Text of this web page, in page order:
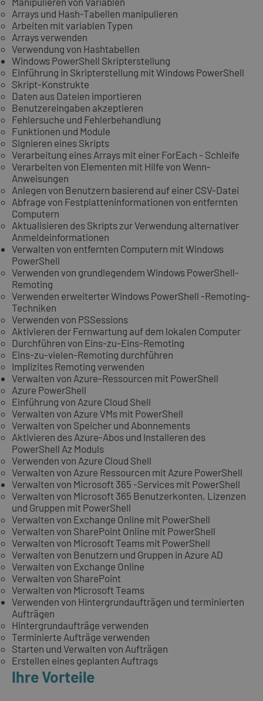
Arrays und Hash-Tabellen manipulieren
Arbeiten mit variablen Typen
Arrays verwenden
Verwendung von Hashtabellen
Windows PowerShell Skripterstellung
Einführung in Skripterstellung mit Windows PowerShell
Skript-Konstrukte
Daten aus Dateien importieren
Benutzereingaben akzeptieren
Fehlersuche und Fehlerbehandlung
Funktionen und Module
Signieren eines Skripts
Verarbeitung eines Arrays mit einer ForEach - Schleife
Verarbeiten von Elementen mit Hilfe von Wenn-
Anweisungen
Anlegen von Benutzern basierend auf einer CSV-Datei
Abfrage von Festplatteninformationen von entfernten
Computern
Aktualisieren des Skripts zur Verwendung alternativer
Anmeldeinformationen
Verwalten von entfernten Computern mit Windows
PowerShell
Verwenden von grundlegendem Windows PowerShell-
Remoting
Verwenden erweiterter Windows PowerShell -Remoting-
Techniken
Verwenden von PSSessions
Aktivieren der Fernwartung auf dem lokalen Computer
Durchführen von Eins-zu-Eins-Remoting
Eins-zu-vielen-Remoting durchführen
Implizites Remoting verwenden
Verwalten von Azure-Ressourcen mit PowerShell
Azure PowerShell
Einführung von Azure Cloud Shell
Verwalten von Azure VMs mit PowerShell
Verwalten von Speicher und Abonnements
Aktivieren des Azure-Abos und Installeren des
PowerShell Az Moduls
Verwenden von Azure Cloud Shell
Verwalten von Azure Ressourcen mit Azure PowerShell
Verwalten von Microsoft 365 -Services mit PowerShell
Verwalten von Microsoft 365 Benutzerkonten, Lizenzen
und Gruppen mit PowerShell
Verwalten von Exchange Online mit PowerShell
Verwalten von SharePoint Online mit PowerShell
Verwalten von Microsoft Teams mit PowerShell
Verwalten von Benutzern und Gruppen in Azure AD
Verwalten von Exchange Online
Verwalten von SharePoint
Verwalten von Microsoft Teams
Verwenden von Hintergrundaufträgen und terminierten
Aufträgen
Hintergrundaufträge verwenden
Terminierte Aufträge verwenden
Starten und Verwalten von Aufträgen
Erstellen eines geplanten Auftrags
Ihre Vorteile